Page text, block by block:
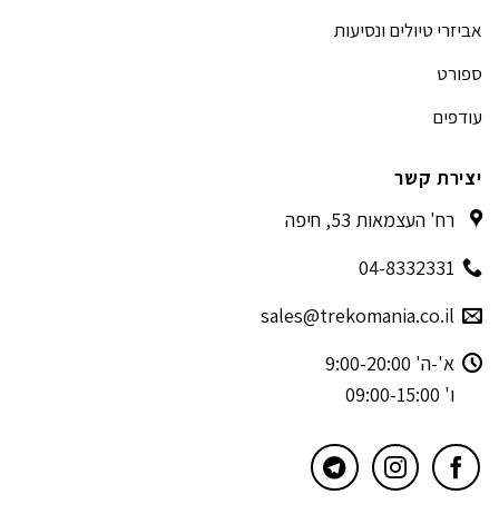
אביזרי טיולים ונסיעות
ספורט
עודפים
יצירת קשר
רח' העצמאות 53, חיפה
04-8332331
sales@trekomania.co.il
א'-ה' 9:00-20:00
ו' 09:00-15:00